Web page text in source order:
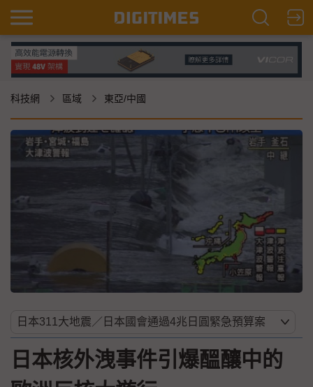
科技網 區域 東亞/中國
日本核外洩事件引爆醞釀中的